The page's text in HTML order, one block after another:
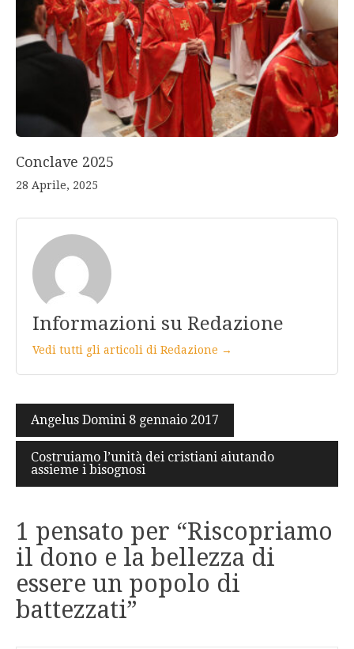
Conclave 2025
28 Aprile, 2025
Informazioni su Redazione
Vedi tutti gli articoli di Redazione →
Navigazione
articoli
Angelus Domini 8 gennaio 2017
Costruiamo l’unità dei cristiani aiutando
assieme i bisognosi
1 pensato per “Riscopriamo
il dono e la bellezza di
essere un popolo di
battezzati”